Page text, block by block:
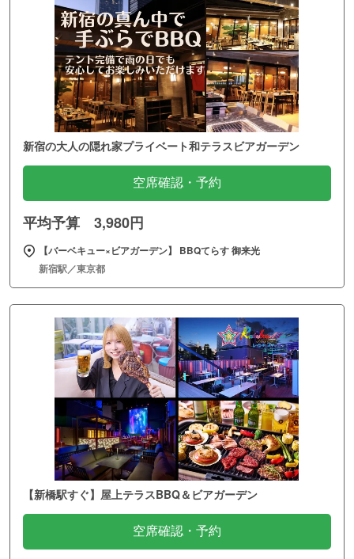
新宿の大人の隠れ家プライベート和テラスビアガーデン
空席確認・予約
平均予算 3,980円
【バーベキュー×ビアガーデン】 BBQてらす 御来光
新宿駅／東京都
【新橋駅すぐ】屋上テラスBBQ＆ビアガーデン
空席確認・予約